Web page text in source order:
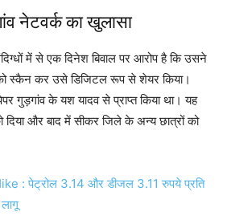
नेटवर्क का खुलासा
में से एक दिनेश बिवाल पर आरोप है कि उसने
को स्कैन कर उसे डिजिटल रूप से शेयर किया।
गुड़गांव के यश यादव से प्राप्त किया था। यह
और बाद में सीकर जिले के अन्य छात्रों को
: पेट्रोल 3.14 और डीजल 3.11 रुपये प्रति